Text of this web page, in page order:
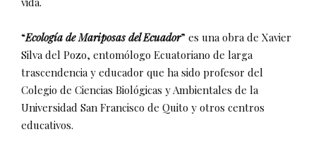
“Ecología de Mariposas del Ecuador” es una obra de Xavier
Silva del Pozo, entomólogo Ecuatoriano de larga
trascendencia y educador que ha sido profesor del
Colegio de Ciencias Biológicas y Ambientales de la
Universidad San Francisco de Quito y otros centros
educativos.